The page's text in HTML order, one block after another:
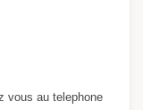
vous au telephone